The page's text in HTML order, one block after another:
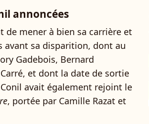
annoncées
mener à bien sa carrière et
avant sa disparition, dont au
Gadebois, Bernard
et dont la date de sortie
avait également rejoint le
, portée par Camille Razat et